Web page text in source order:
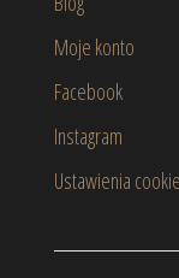
Moje konto
Facebook
Instagram
Ustawienia